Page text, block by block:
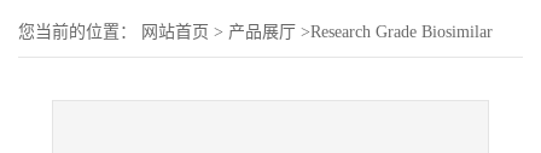
您当前的位置： 网站首页 > 产品展厅 >Research Grade Biosimilar